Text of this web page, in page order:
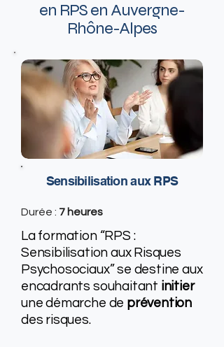
en RPS en Auvergne-
Rhône-Alpes
Sensibilisation aux RPS
Durée : 7 heures
La formation “RPS :
Sensibilisation aux Risques
Psychosociaux” se destine aux
encadrants souhaitant initier
une démarche de prévention
des risques.